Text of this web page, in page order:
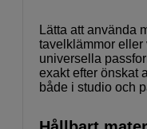
Lätta att använda
tavelklämmor eller
universella
exakt efter önskat
både i studio och